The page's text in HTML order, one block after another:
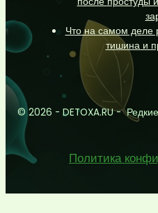
Что на самом деле
тишина и
© 2026 - DETOXA.RU -
Политика